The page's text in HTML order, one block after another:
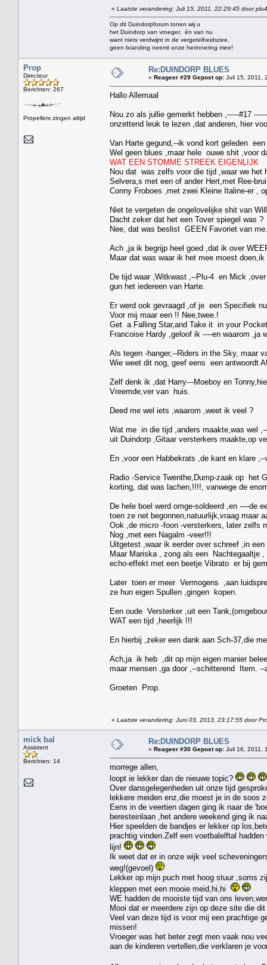
« Laatste verandering: Juli 15, 2011, 22:29:45 door plu4
Op dit Duindorpforum tonen wij u
het Duindorp van vroeger, én van nu
want niets verdwijnt in de vergetelheidszee,
geen branding neemt onze herinnering mee!
Prop
Directeur
Berichten: 267
Propellers zingen altijd
Re:DUINDORP BLUES
« Reageer #29 Gepost op: Juli 15, 2011,
Hallo Allemaal
Nou zo als jullie gemerkt hebben ,-----#17
onzettend leuk te lezen ,dat anderen, hier
Van Harte gegund,--ik vond kort geleden
Wel geen blues ,maar hele ouwe shit ,voor
WAT EEN STOMME STREEK EIGENLIJK
Nou dat was zelfs voor die tijd ,waar we het
Selvera,s met een of ander Hert,met Ree-
Conny Froboes ,met zwei Kleine Italine-er ,
Niet te vergeten de ongelovelijke shit van
Dacht zeker dat het een Tover spiegel was ?
Nee, dat was beslist GEEN Favoriet van me.
Ach ,ja ik begrijp heel goed ,dat ik over
Maar dat was waar ik het mee moest
De tijd waar ,Witkwast ,--Plu-4 en Mick
gun het iedereen van Harte.
Er werd ook gevraagd ,of je een Specifiek
Voor mij maar een !! Nee,twee.!
Get a Falling Star,and Take it in your
Francoise Hardy ,geloof ik ----en waarom
Als tegen -hanger,--Riders in the Sky, maar
Wie weet dit nog, geef eens een antwoordt
Zelf denk ik ,dat Harry---Moeboy en
Vreemde,ver van huis.
Deed me wel iets ,waarom ,weet ik veel ?
Wat me in die tijd ,anders maakte,was wel
uit Duindorp ,Gitaar versterkers maakte,op
En ,voor een Habbekrats ,de kant en klare
Radio -Service Twenthe,Dump-zaak op het
korting, dat was lachen,!!!!, vanwege de
De hele boel werd omge-soldeerd ,en ----
toen ze net begonnen,natuurlijk,vraag maar
Ook ,de micro -foon -versterkers, later
Nog ,met een Nagalm -veer!!!
Uitgetest ,waar ik eerder over schreef ,in
Maar Mariska , zong als een Nachtegaaltje
echo-effekt met een beetje Vibrato er bij
Later toen er meer Vermogens ,aan
ze hun eigen Spullen ,gingen kopen.
Een oude Versterker ,uit een
WAT een tijd ,heerlijk !!!
En hierbij ,zeker een dank aan Sch-37,die
Ach,ja ik heb ,dit op mijn eigen manier
maar mensen ,ga door ,--schitterend Item.
Groeten Prop.
« Laatste verandering: Juni 03, 2013, 23:17:55 door
mick bal
Assistent
Berichten: 14
Re:DUINDORP BLUES
« Reageer #30 Gepost op: Juli 16, 2011,
morrege allen,
loopt ie lekker dan de nieuwe topic?
Over dansgelegenheden uit onze tijd
lekkere meiden enz,die moest je in de soos
Eens in de veertien dagen ging ik naar de
beresteinlaan ,het andere weekend ging ik
Hier speelden de bandjes er lekker op
prachtig vinden.Zelf een voetbalelftal
lijn!
Ik weet dat er in onze wijk veel
weg!(gevoel)
Lekker op mijn puch met hoog stuur ,soms
kleppen met een mooie meid,hi,hi
WE hadden de mooiste tijd van ons
Mooi dat er meerdere zijn op deze site die
Veel van deze tijd is voor mij een prachtige
missen!
Vroeger was het beter zegt men vaak nou
aan de kinderen vertellen,die verklaren je